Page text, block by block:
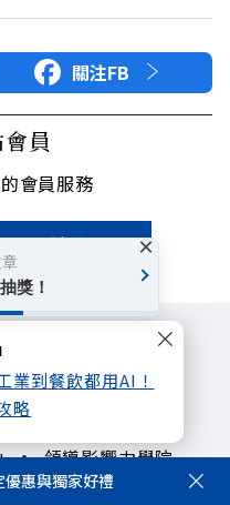
業到餐飲都用AI！
略
關注FB
員
會員服務
快速註冊
領導影響力學院
惠與獨家好禮
獎！
×